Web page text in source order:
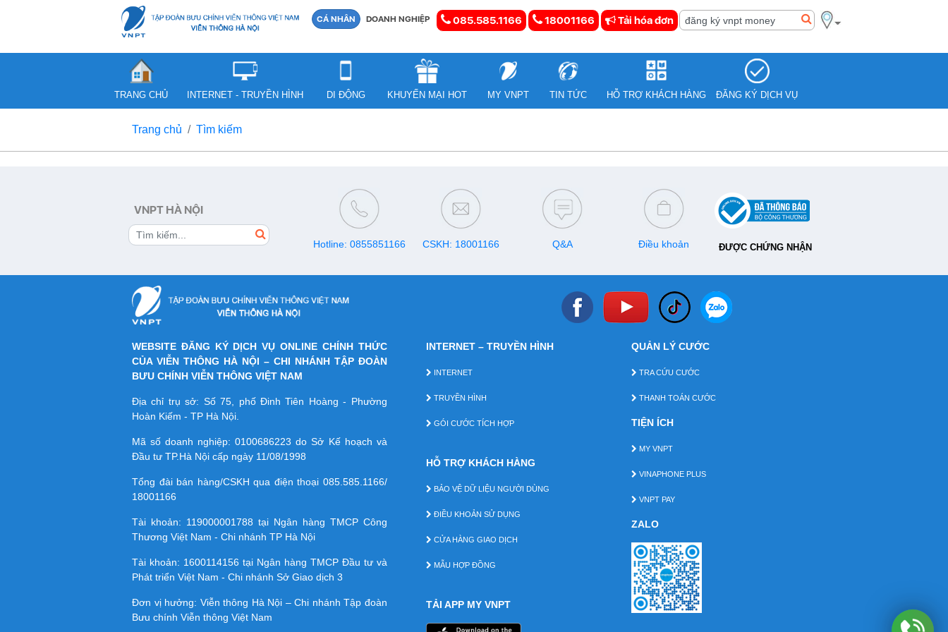
CÁ NHÂN DOANH NGHIỆP 085.585.1166 18001166 Tải hóa đơn
TRANG CHỦ INTERNET - TRUYỀN HÌNH DI ĐỘNG KHUYẾN MẠI HOT MY VNPT TIN TỨC HỖ TRỢ KHÁCH HÀNG ĐĂNG KÝ DỊCH VỤ
Trang chủ Tìm kiếm
VNPT HÀ NỘI
Hotline: 0855851166 CSKH: 18001166 Q&A Điều khoản ĐƯỢC CHỨNG NHẬN
WEBSITE ĐĂNG KÝ DỊCH VỤ ONLINE CHÍNH THỨC
CỦA VIỄN THÔNG HÀ NỘI – CHI NHÁNH TẬP ĐOÀN
BƯU CHÍNH VIỄN THÔNG VIỆT NAM
Địa chỉ trụ sở: Số 75, phố Đinh Tiên Hoàng - Phường
Hoàn Kiếm - TP Hà Nội.
Mã số doanh nghiệp:0100686223 do Sở Kế hoạch và
Đầu tư TP.Hà Nội cấp ngày 11/08/1998
Tổng đài bán hàng/CSKH qua điện thoại 085.585.1166/
18001166
Tài khoản: 119000001788 tại Ngân hàng TMCP Công
Thương Việt Nam - Chi nhánh TP Hà Nội
Tài khoản: 1600114156 tại Ngân hàng TMCP Ðầu tư và
Phát triển Việt Nam - Chi nhánh Sở Giao dịch 3
Đơn vị hưởng: Viễn thông Hà Nội – Chi nhánh Tập đoàn
Bưu chính Viễn thông Việt Nam
INTERNET – TRUYỀN HÌNH
INTERNET
TRUYỀN HÌNH
GÓI CƯỚC TÍCH HỢP
HỖ TRỢ KHÁCH HÀNG
BẢO VỆ DỮ LIỆU NGƯỜI DÙNG
ĐIỀU KHOẢN SỬ DỤNG
CỬA HÀNG GIAO DỊCH
MẪU HỢP ĐỒNG
TẢI APP MY VNPT
QUẢN LÝ CƯỚC
TRA CỨU CƯỚC
THANH TOÁN CƯỚC
TIỆN ÍCH
MY VNPT
VINAPHONE PLUS
VNPT PAY
ZALO